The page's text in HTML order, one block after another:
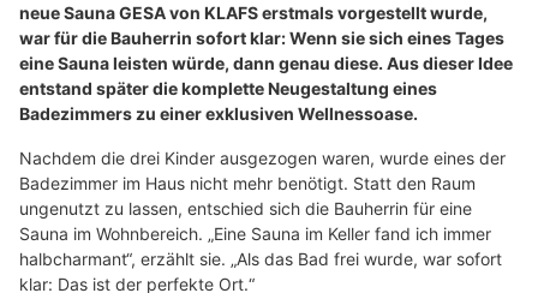
neue Sauna GESA von KLAFS erstmals vorgestellt wurde,
war für die Bauherrin sofort klar: Wenn sie sich eines Tages
eine Sauna leisten würde, dann genau diese. Aus dieser Idee
entstand später die komplette Neugestaltung eines
Badezimmers zu einer exklusiven Wellnessoase.
Nachdem die drei Kinder ausgezogen waren, wurde eines der
Badezimmer im Haus nicht mehr benötigt. Statt den Raum
ungenutzt zu lassen, entschied sich die Bauherrin für eine
Sauna im Wohnbereich. „Eine Sauna im Keller fand ich immer
halbcharmant“, erzählt sie. „Als das Bad frei wurde, war sofort
klar: Das ist der perfekte Ort.“